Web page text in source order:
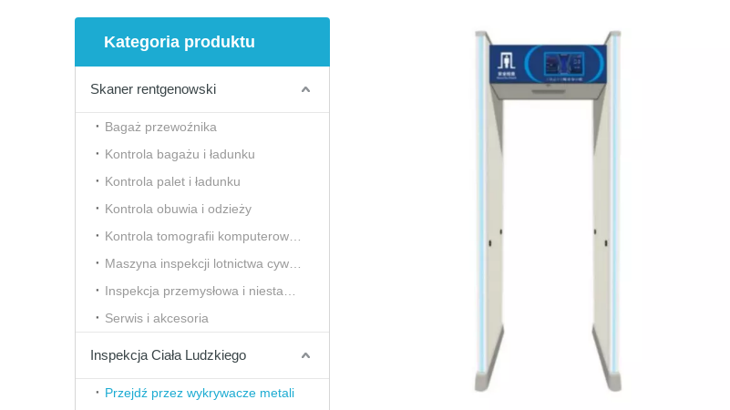
Kategoria produktu
Skaner rentgenowski
Bagaż przewoźnika
Kontrola bagażu i ładunku
Kontrola palet i ładunku
Kontrola obuwia i odzieży
Serwis i akcesoria
Inspekcja Ciała Ludzkiego
Przejdź przez wykrywacze metali